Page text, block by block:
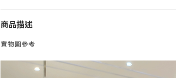
商品描述
實物圖參考